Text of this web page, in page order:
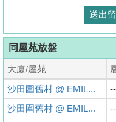
同屋苑放盤
大廈/屋苑
沙田圍舊村 @ EMIL...
--
沙田圍舊村 @ EMIL...
--